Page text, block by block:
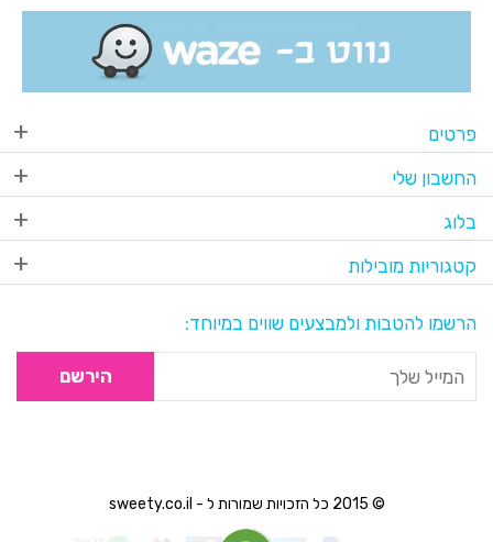
פרטים
החשבון שלי
בלוג
קטגוריות מובילות
הרשמו להטבות ולמבצעים שווים במיוחד:
הירשם
© 2015 כל הזכויות שמורות ל - sweety.co.il